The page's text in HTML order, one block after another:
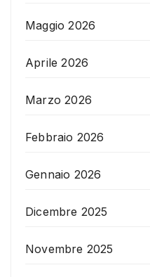
Maggio 2026
Aprile 2026
Marzo 2026
Febbraio 2026
Gennaio 2026
Dicembre 2025
Novembre 2025